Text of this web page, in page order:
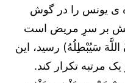
های ۸۱ و ۸۲ سوره ی یونس را در گوش
بر سرِ مریض است
سَیُبْطِلُهُ) رسید، این
مرتبه تکرار کند.